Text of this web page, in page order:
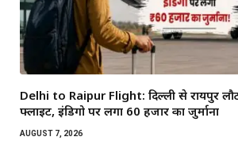
Delhi to Raipur Flight: दिल्ली से रायपुर लौट
फ्लाइट, इंडिगो पर लगा 60 हजार का जुर्माना
AUGUST 7, 2026